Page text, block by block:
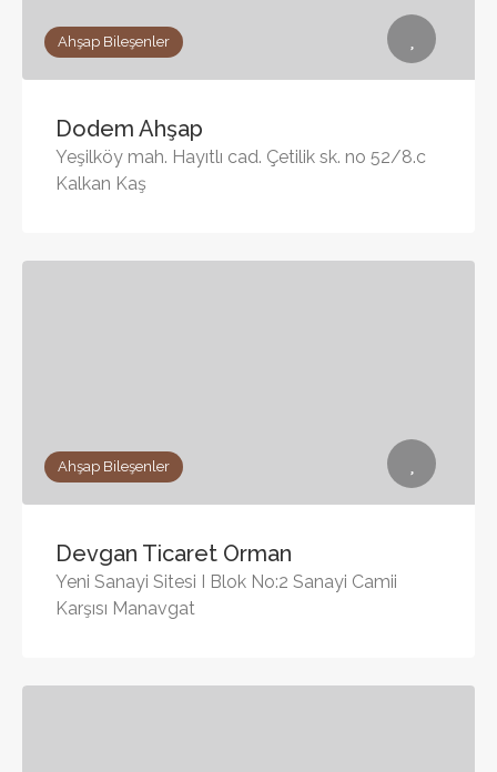
Ahşap Bileşenler
Dodem Ahşap
Yeşilköy mah. Hayıtlı cad. Çetilik sk. no 52/8.c
Kalkan Kaş
Ahşap Bileşenler
Devgan Ticaret Orman
Yeni Sanayi Sitesi I Blok No:2 Sanayi Camii
Karşısı Manavgat